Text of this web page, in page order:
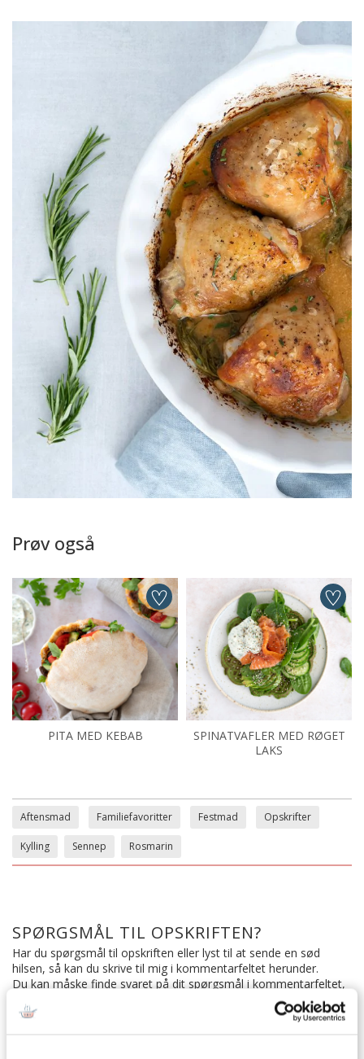
Prøv også
PITA MED KEBAB
SPINATVAFLER MED RØGET
LAKS
Aftensmad Familiefavoritter Festmad Opskrifter
Kylling Sennep Rosmarin
SPØRGSMÅL TIL OPSKRIFTEN?
Har du spørgsmål til opskriften eller lyst til at sende en sød
hilsen, så kan du skrive til mig i kommentarfeltet herunder.
Du kan måske finde svaret på dit spørgsmål i kommentarfeltet,
hvis det allerede er stillet og besvaret - eller du kan kigge på
denne side
, hvor jeg giver svar på mange 'ofte stillede